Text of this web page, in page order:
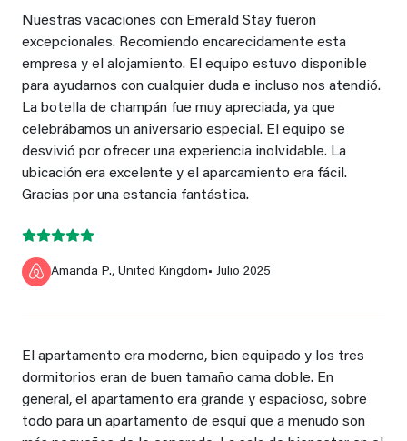
Nuestras vacaciones con Emerald Stay fueron
excepcionales. Recomiendo encarecidamente esta
empresa y el alojamiento. El equipo estuvo disponible
para ayudarnos con cualquier duda e incluso nos atendió.
La botella de champán fue muy apreciada, ya que
celebrábamos un aniversario especial. El equipo se
desvivió por ofrecer una experiencia inolvidable. La
ubicación era excelente y el aparcamiento era fácil.
Gracias por una estancia fantástica.
Amanda P., United Kingdom• Julio 2025
El apartamento era moderno, bien equipado y los tres
dormitorios eran de buen tamaño cama doble. En
general, el apartamento era grande y espacioso, sobre
todo para un apartamento de esquí que a menudo son